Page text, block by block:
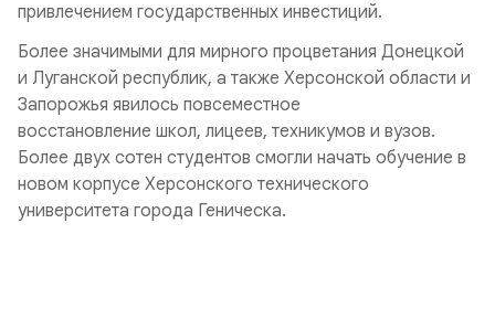
привлечением государственных инвестиций.
Более значимыми для мирного процветания Донецкой
и Луганской республик, а также Херсонской области и
Запорожья явилось повсеместное
восстановление школ, лицеев, техникумов и вузов.
Более двух сотен студентов смогли начать обучение в
новом корпусе Херсонского технического
университета города Геническа.